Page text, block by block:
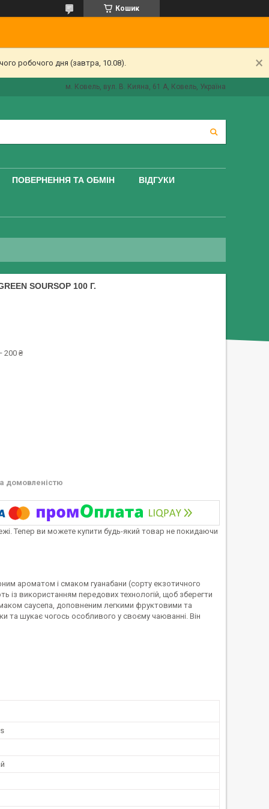
Кошик
робочого дня (завтра, 10.08).
м. Ковель, вул. В. Кияна, 61 А, Ковель, Україна
ПОВЕРНЕННЯ ТА ОБМІН ВІДГУКИ
SOURSOP 100 Г.
200 ₴
домовленістю
Тепер ви можете купити будь-який товар не покидаючи
ароматом і смаком гуанабани (сорту екзотичного
із використанням передових технологій, щоб зберегти
саусепа, доповненим легкими фруктовими та
та шукає чогось особливого у своєму чаюванні. Він